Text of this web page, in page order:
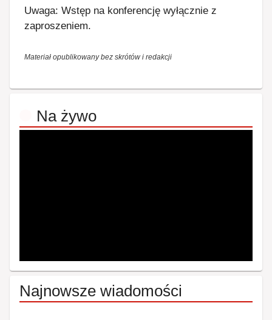
Uwaga: Wstęp na konferencję wyłącznie z
zaproszeniem.
Materiał opublikowany bez skrótów i redakcji
Na żywo
Najnowsze wiadomości